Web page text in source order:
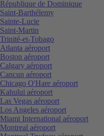
République de Dominique
Saint-Barthélemy
Sainte-Lucie
Saint-Martin
Trinité-et-Tobago
Atlanta aéroport
Boston aéroport
Calgary aéroport
Cancun aéroport
Chicago O'Hare aéroport
Kahului aéroport
Las Vegas aéroport
Los Angeles aéroport
Miami International aéroport
Montreal aéroport